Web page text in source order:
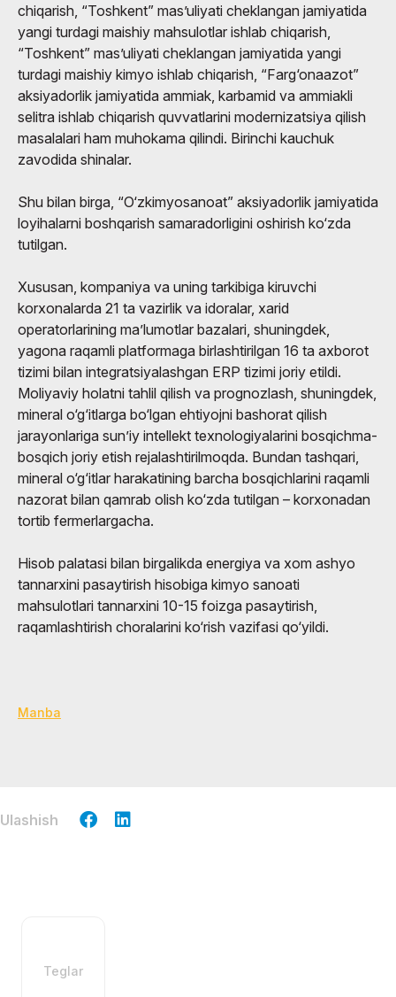
chiqarish, “Toshkent” mas’uliyati cheklangan jamiyatida
yangi turdagi maishiy mahsulotlar ishlab chiqarish,
“Toshkent” mas’uliyati cheklangan jamiyatida yangi
turdagi maishiy kimyo ishlab chiqarish, “Farg‘onaazot”
aksiyadorlik jamiyatida ammiak, karbamid va ammiakli
selitra ishlab chiqarish quvvatlarini modernizatsiya qilish
masalalari ham muhokama qilindi. Birinchi kauchuk
zavodida shinalar.
Shu bilan birga, “O‘zkimyosanoat” aksiyadorlik jamiyatida
loyihalarni boshqarish samaradorligini oshirish ko‘zda
tutilgan.
Xususan, kompaniya va uning tarkibiga kiruvchi
korxonalarda 21 ta vazirlik va idoralar, xarid
operatorlarining ma’lumotlar bazalari, shuningdek,
yagona raqamli platformaga birlashtirilgan 16 ta axborot
tizimi bilan integratsiyalashgan ERP tizimi joriy etildi.
Moliyaviy holatni tahlil qilish va prognozlash, shuningdek,
mineral o‘g‘itlarga bo‘lgan ehtiyojni bashorat qilish
jarayonlariga sun’iy intellekt texnologiyalarini bosqichma-
bosqich joriy etish rejalashtirilmoqda. Bundan tashqari,
mineral o‘g‘itlar harakatining barcha bosqichlarini raqamli
nazorat bilan qamrab olish ko‘zda tutilgan – korxonadan
tortib fermerlargacha.
Hisob palatasi bilan birgalikda energiya va xom ashyo
tannarxini pasaytirish hisobiga kimyo sanoati
mahsulotlari tannarxini 10-15 foizga pasaytirish,
raqamlashtirish choralarini ko‘rish vazifasi qo‘yildi.
Manba
Ulashish
Teglar